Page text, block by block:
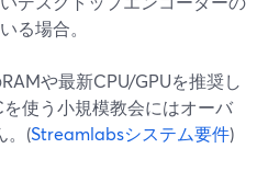
る場合。
や最新CPU/GPUを推奨し
使う小規模教会にはオーバ
。(Streamlabsシステム要件)